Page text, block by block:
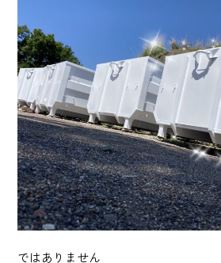
産業廃棄物 収集運搬・中間
砂利採取販売業
建造物総合解体業
Story
日榮の歩み
ではありません